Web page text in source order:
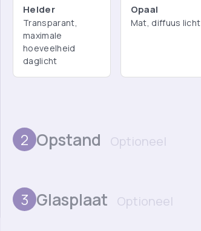
Helder
Transparant,
maximale
hoeveelheid
daglicht
Opaal
Mat, diffuus licht
2 Opstand Optioneel
3 Glasplaat Optioneel